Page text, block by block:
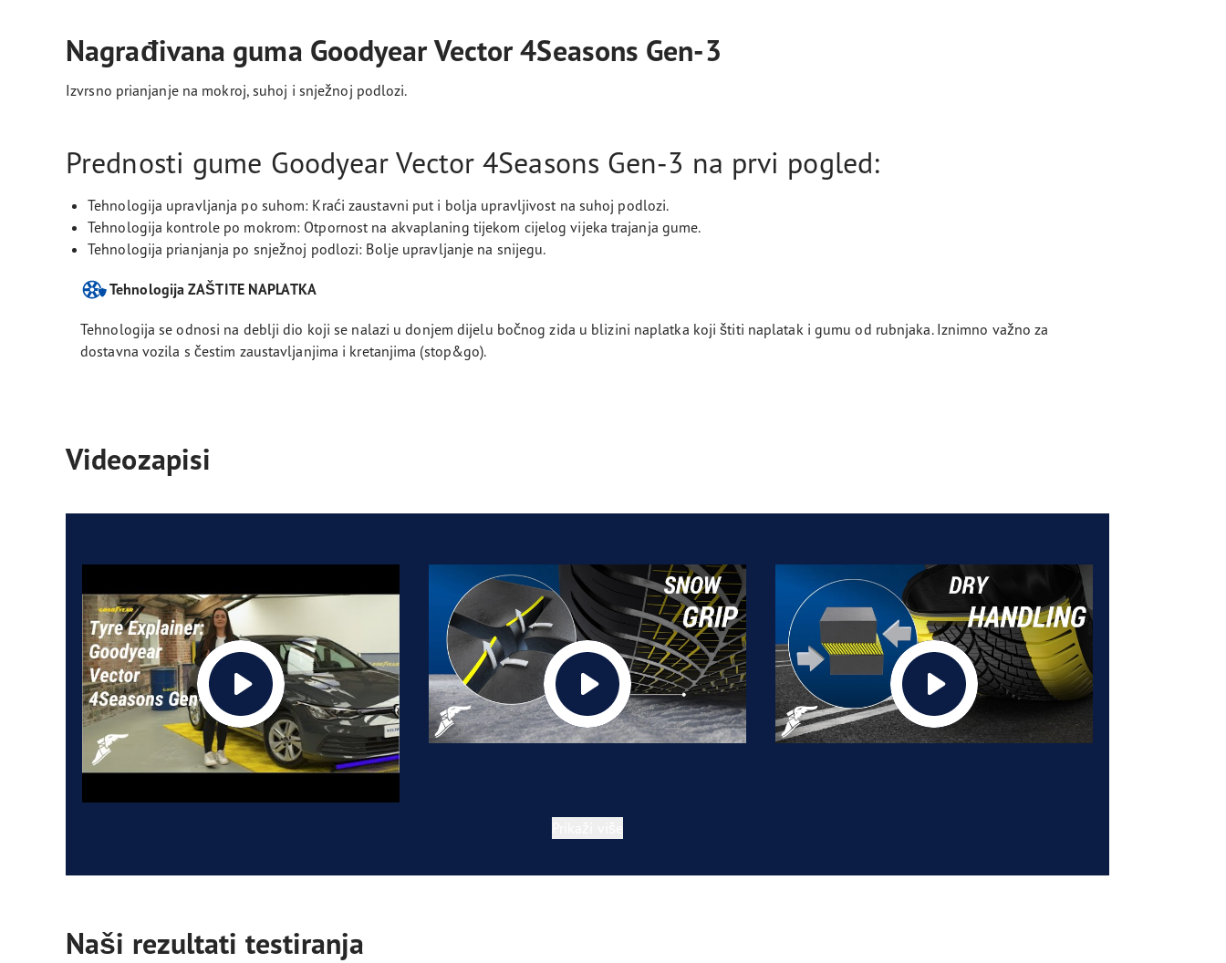
Nagrađivana guma Goodyear Vector 4Seasons Gen-3
Izvrsno prianjanje na mokroj, suhoj i snježnoj podlozi.
Prednosti gume Goodyear Vector 4Seasons Gen-3 na prvi pogled:
Tehnologija upravljanja po suhom: Kraći zaustavni put i bolja upravljivost na suhoj podlozi.
Tehnologija kontrole po mokrom: Otpornost na akvaplaning tijekom cijelog vijeka trajanja gume.
Tehnologija prianjanja po snježnoj podlozi: Bolje upravljanje na snijegu.
Tehnologija ZAŠTITE NAPLATKA
Tehnologija se odnosi na deblji dio koji se nalazi u donjem dijelu bočnog zida u blizini naplatka koji štiti naplatak i gumu od rubnjaka. Iznimno važno za
dostavna vozila s čestim zaustavljanjima i kretanjima (stop&go).
Videozapisi
Naši rezultati testiranja